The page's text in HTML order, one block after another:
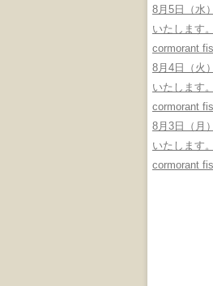
8月5日（水
いたします
cormorant
8月4日（火
いたします
cormorant
8月3日（月
いたします
cormorant